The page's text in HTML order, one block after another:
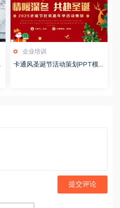
企业培训
卡通风圣诞节活动策划PPT模
提交评论